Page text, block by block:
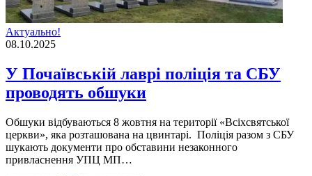
Актуально!
08.10.2025
У Почаївській лаврі поліція та СБУ
проводять обшуки
Обшуки відбуваються 8 жовтня на території «Всіхсвятської
церкви», яка розташована на цвинтарі. Поліція разом з СБУ
шукають документи про обставини незаконного
привласнення УПЦ МП…